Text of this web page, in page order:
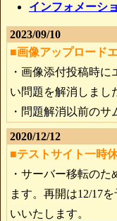
インフォメーシ
2023/09/10
■画像アップロード
・画像添付投稿時
い問題を解消しまし
・問題解消以前の
2020/12/12
■テストサイト一時
・サーバー移転の
ます。再開は12/17
いいたします。